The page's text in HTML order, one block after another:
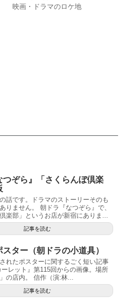
映画・ドラマのロケ地
つぞら』「さくらんぼ倶楽
話です。ドラマのストーリーそのも
りません。 朝ドラ『なつぞら』で、
倶楽部」というお店が新宿にありま...
記事を読む
スター（朝ドラの小道具）
れたポスターに関するごく短い記事
レット』第115回からの画像。場所
の店内。 信作（演:林...
記事を読む